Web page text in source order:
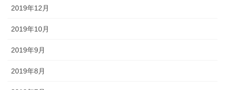
2019年12月
2019年10月
2019年9月
2019年8月